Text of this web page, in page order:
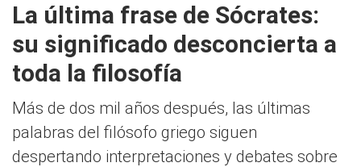
La última frase de Sócrates:
su significado desconcierta a
toda la filosofía
Más de dos mil años después, las últimas
palabras del filósofo griego siguen
despertando interpretaciones y debates sobre